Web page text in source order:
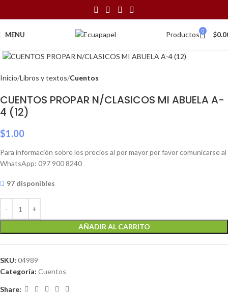
MENU Productos 0 $
Inicio Libros y textos Cuentos
CUENTOS PROPAR N/CLASICOS MI ABUELA A-
4 (12)
$1.00
Para información sobre los precios al por mayor por favor comunicarse al
WhatsApp: 097 900 8240
97 disponibles
AÑADIR AL CARRITO
SKU: 04989
Categoría: Cuentos
Share: